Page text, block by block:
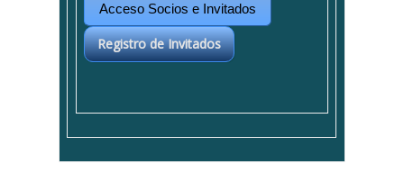
Acceso Socios e Invitados
Registro de Invitados